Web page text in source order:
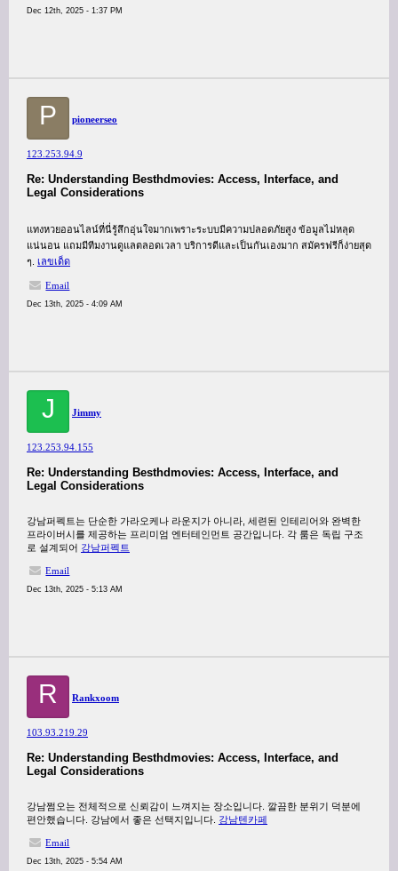
Dec 12th, 2025 - 1:37 PM
P pioneerseo
123.253.94.9
Re: Understanding Besthdmovies: Access, Interface, and
Legal Considerations
แทงหวยออนไลน์ที่นี่รู้สึกอุ่นใจมากเพราะระบบมีความปลอดภัยสูง ข้อมูลไม่หลุด
แน่นอน แถมมีทีมงานดูแลตลอดเวลา บริการดีและเป็นกันเองมาก สมัครฟรีก็ง่ายสุด
ๆ. เลขเด็ด
Email
Dec 13th, 2025 - 4:09 AM
J Jimmy
123.253.94.155
Re: Understanding Besthdmovies: Access, Interface, and
Legal Considerations
강남퍼펙트는 단순한 가라오케나 라운지가 아니라, 세련된 인테리어와 완벽한
프라이버시를 제공하는 프리미엄 엔터테인먼트 공간입니다. 각 룸은 독립 구조
로 설계되어 강남퍼펙트
Email
Dec 13th, 2025 - 5:13 AM
R Rankxoom
103.93.219.29
Re: Understanding Besthdmovies: Access, Interface, and
Legal Considerations
강남쩜오는 전체적으로 신뢰감이 느껴지는 장소입니다. 깔끔한 분위기 덕분에
편안했습니다. 강남에서 좋은 선택지입니다. 강남텐카페
Email
Dec 13th, 2025 - 5:54 AM